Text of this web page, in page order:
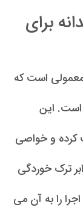
برای
است که
است. این
کرده و خواصی
ترک خوردگی
را به آن می